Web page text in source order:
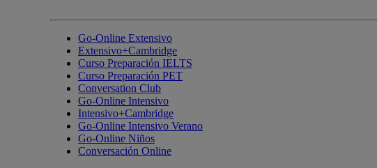
Go-Online Extensivo
Extensivo+Cambridge
Curso Preparación IELTS
Curso Preparación PET
Conversation Club
Go-Online Intensivo
Intensivo+Cambridge
Go-Online Intensivo Verano
Go-Online Niños
Conversación Online